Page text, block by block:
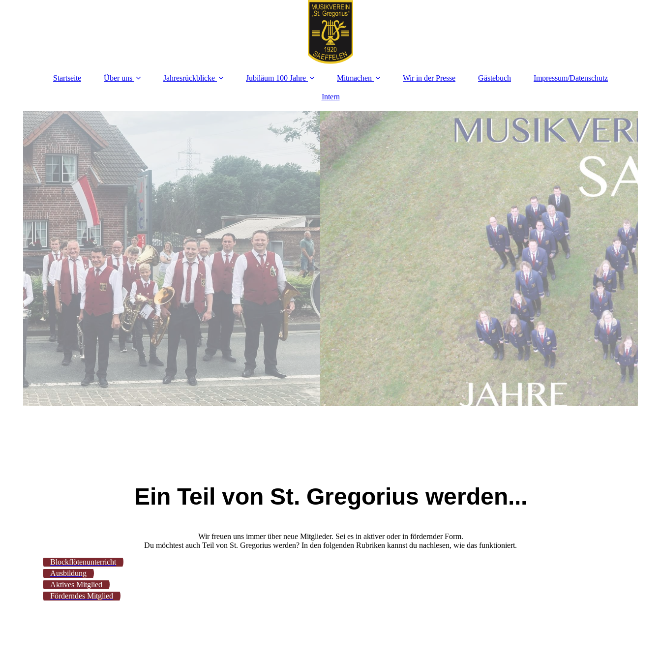
Startseite Über uns Jahresrückblicke Jubiläum 100 Jahre Mitmachen Wir in der Presse Gästebuch Impressum/Datenschutz
Intern
Ein Teil von St. Gregorius werden...
Wir freuen uns immer über neue Mitglieder. Sei es in aktiver oder in fördernder Form.
Du möchtest auch Teil von St. Gregorius werden? In den folgenden Rubriken kannst du nachlesen, wie das funktioniert.
Blockflötenunterricht
Ausbildung
Aktives Mitglied
Förderndes Mitglied